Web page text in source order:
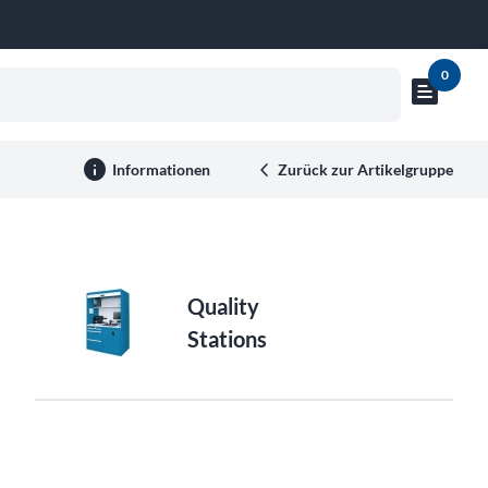
text_snippet0
info Informationen Zurück zur Artikelgruppe
Quality
Stations